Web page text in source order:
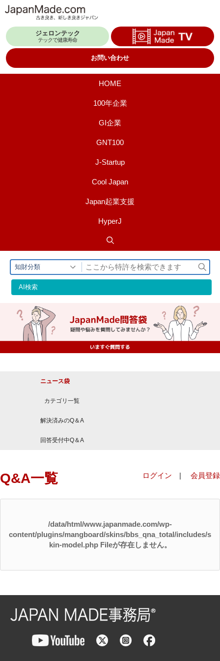
テ
ジェロンテック
テックで健康寿命
お問い合わせ
HOME
100年企業
GI企業
GNT100
J-Startup
Cool Japan
Japan起業支援
HyperJ
知財分類
検
索
AI検索
ニュース袋
カテゴリ一覧
解決済みのQ＆A
回答受付中Q＆A
Q&A一覧 ログイン | 会員登録
/data/html/www.japanmade.com/wp-
content/plugins/mangboard/skins/bbs_qna_total/includes/s
kin-model.php Fileが存在しません。